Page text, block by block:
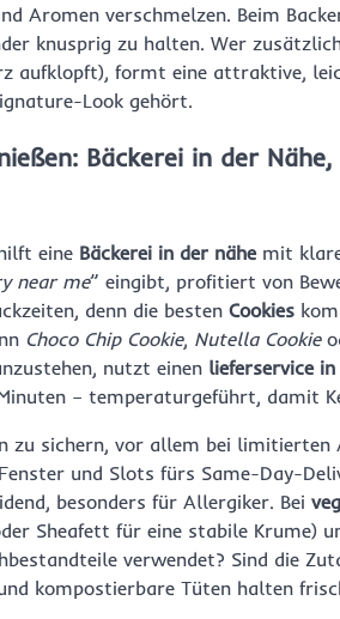
Aromen verschmelzen. Beim
knusprig zu halten. Wer
aufklopft), formt eine attraktive,
Look gehört.
Bäckerei in der
eine Bäckerei in der nähemit
near me” eingibt, profitiert von
denn die besten Cookies
Choco Chip Cookie, Nutella Cookie
nutzt einen lieferservice
– temperaturgeführt, damit
zu sichern, vor allem bei limitierten
und Slots fürs Same-Day-
besonders für Allergiker. Bei
Sheafett für eine stabile Krume)
verwendet? Sind die
kompostierbare Tüten halten